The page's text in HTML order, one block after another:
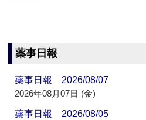
薬事日報
薬事日報 2026/08/07
2026年08月07日 (金)
薬事日報 2026/08/05